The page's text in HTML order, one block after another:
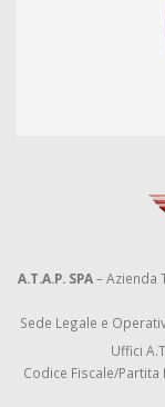
A.T.A.P. SPA– Azienda
Sede Legale e
Uffici
Codice Fiscale/Partita